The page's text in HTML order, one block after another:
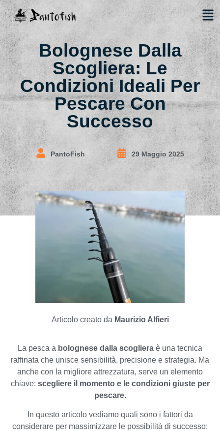
Bolognese Dalla
Scogliera: Le
Condizioni Ideali Per
Pescare Con
Successo
PantoFish 29 Maggio 2025
Articolo creato da Maurizio Alfieri
La pesca a bolognese dalla scogliera è una tecnica
raffinata che unisce sensibilità, precisione e strategia. Ma
anche con la migliore attrezzatura, serve un elemento
chiave: scegliere il momento e le condizioni giuste per
pescare.
In questo articolo vediamo quali sono i fattori da
considerare per massimizzare le possibilità di successo: